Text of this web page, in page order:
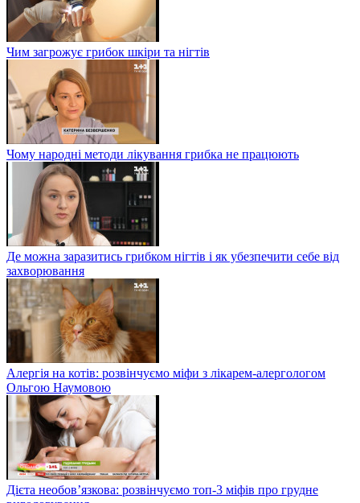
Чим загрожує грибок шкіри та нігтів
Чому народні методи лікування грибка не працюють
Де можна заразитись грибком нігтів і як убезпечити себе від
захворювання
Алергія на котів: розвінчуємо міфи з лікарем-алергологом
Ольгою Наумовою
Дієта необов’язкова: розвінчуємо топ-3 міфів про грудне